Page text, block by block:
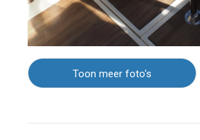
Toon meer foto's